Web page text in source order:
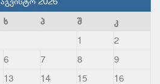
ხ პ შ
კ
1
2
6 7 8
9
13 14 15
16